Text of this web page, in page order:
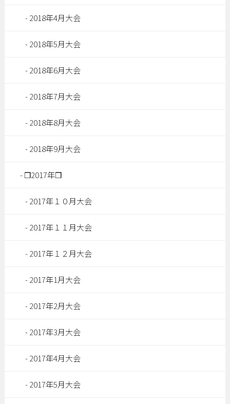
2018年4月大会
2018年5月大会
2018年6月大会
2018年7月大会
2018年8月大会
2018年9月大会
❒2017年❒
2017年１０月大会
2017年１１月大会
2017年１２月大会
2017年1月大会
2017年2月大会
2017年3月大会
2017年4月大会
2017年5月大会